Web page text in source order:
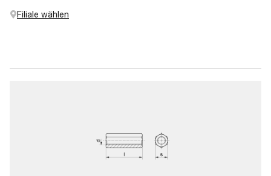
Filiale wählen